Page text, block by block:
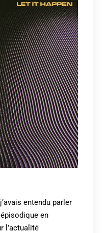
entendu parler
en
l’actualité